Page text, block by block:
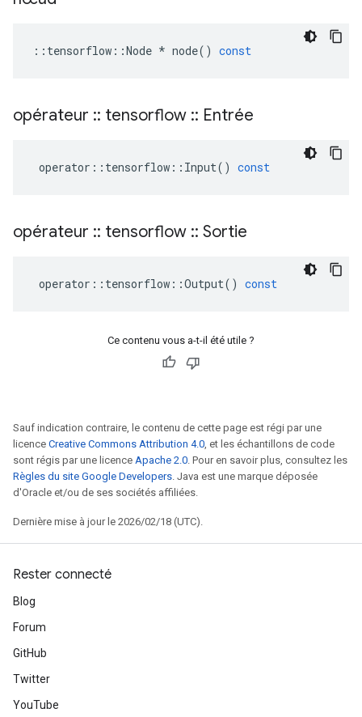
:: tensorflow ::Node * node() const
opérateur :: tensorflow :: Entrée
operator :: tensorflow :: Input() const
opérateur :: tensorflow :: Sortie
operator :: tensorflow ::Output() const
Ce contenu vous a-t-il été utile ?
Sauf indication contraire, le contenu de cette page est régi par une
licence Creative Commons Attribution 4.0, et les échantillons de code
sont régis par une licence Apache 2.0. Pour en savoir plus, consultez les
Règles du site Google Developers. Java est une marque déposée
d'Oracle et/ou de ses sociétés affiliées.
Dernière mise à jour le 2026/02/18 (UTC).
Rester connecté
Blog
Forum
GitHub
Twitter
YouTube